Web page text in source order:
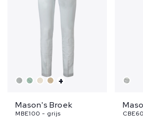
+
Mason's Broek
MBE100 - grijs